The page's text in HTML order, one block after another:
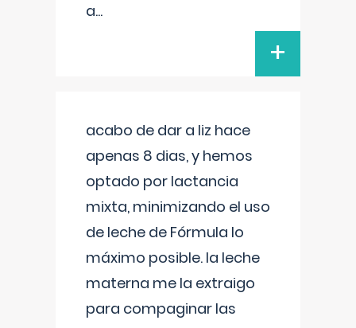
a...
+
acabo de dar a liz hace
apenas 8 dias, y hemos
optado por lactancia
mixta, minimizando el uso
de leche de Fórmula lo
máximo posible. la leche
materna me la extraigo
para compaginar las